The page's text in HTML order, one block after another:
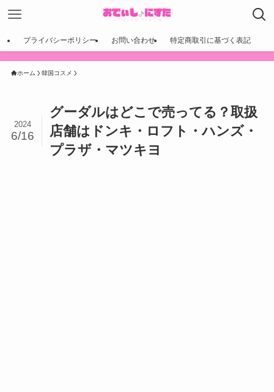
プライバシーポリシー お問い合わせ 特定商取引に基づく表記
ホーム 韓国コスメ
グーダルはどこで売ってる？取扱
店舗はドンキ・ロフト・ハンズ・
プラザ・マツキヨ
2024
6/16